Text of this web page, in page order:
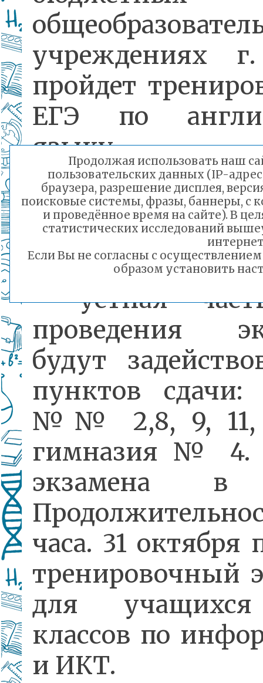
учреждениях
пройдет
ЕГЭ по
языку
Экзамен
этапа: 24
письменно, 25
- устная
проведения
будут
пунктов
№№ 2,8, 9, 11,
гимназия № 4.
экзамена в
часа. 31 октября
тренировочный
для
классов по
и ИКТ.
Продолжая использовать наш
пользовательских данных (IP-
браузера, разрешение дисплея,
поисковые системы, фразы, баннеры, с
и проведённое время на сайте). В
статистических исследований
Если Вы не согласны с
образом установить